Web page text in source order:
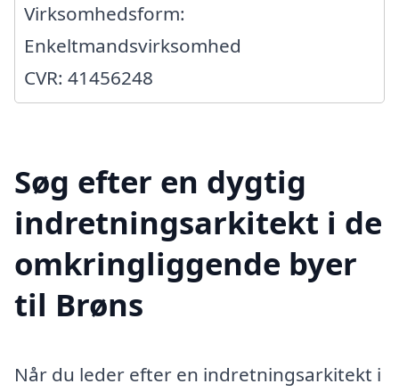
Virksomhedsform:
Enkeltmandsvirksomhed
CVR: 41456248
Søg efter en dygtig
indretningsarkitekt i de
omkringliggende byer
til Brøns
Når du leder efter en indretningsarkitekt i